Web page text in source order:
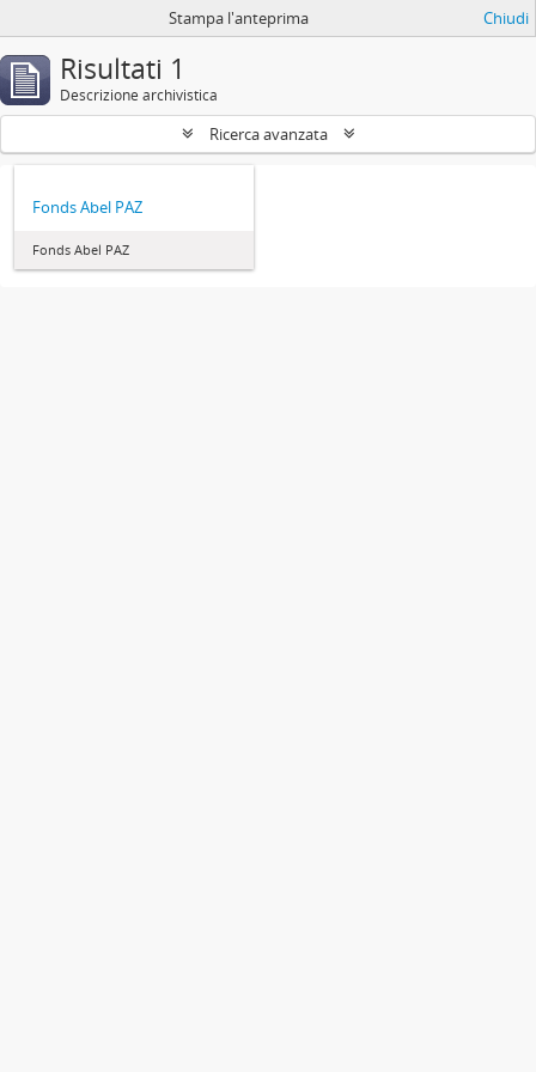
Stampa l'anteprima Chiudi
Risultati 1
Descrizione archivistica
Ricerca avanzata
Fonds Abel PAZ
Fonds Abel PAZ